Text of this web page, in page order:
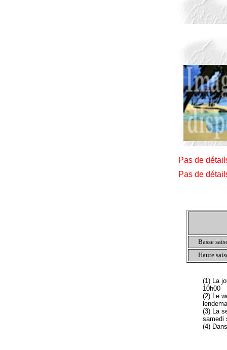
Pas de
Pas de
Basse
Haute
(1) La
10h00
(2) Le
(3) La
samedi
(4)